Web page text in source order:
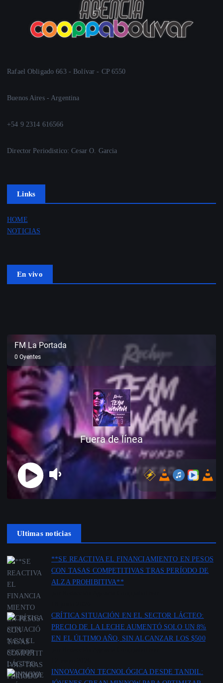
Rafael Obligado 663 - Bolívar - CP 6550
Buenos Aires - Argentina
+54 9 2314 616566
Director Periodistico: Cesar O. Garcia
Links
HOME
NOTICIAS
En vivo
Ultimas noticias
**SE REACTIVA EL FINANCIAMIENTO EN PESOS
CON TASAS COMPETITIVAS TRAS PERÍODO DE
ALZA PROHIBITIVA**
CRÍTICA SITUACIÓN EN EL SECTOR LÁCTEO:
PRECIO DE LA LECHE AUMENTÓ SOLO UN 8%
EN EL ÚLTIMO AÑO, SIN ALCANZAR LOS $500
INNOVACIÓN TECNOLÓGICA DESDE TANDIL: